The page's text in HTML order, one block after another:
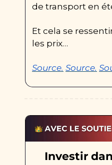
de transport en
Et cela se
les prix…
Source. Source.
Investir